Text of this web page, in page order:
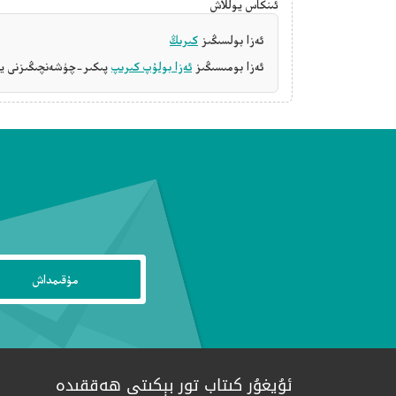
ئىنكاس يوللاش
ئەزا بولسىڭىز كىرىڭ
ئەزا بومىسىڭىز ئەزا بولۇپ كىرىپ پىكىر-چۈشەنچىڭىزنى
ئۇيغۇر كىتاب تور بېكىتى ھەققىدە